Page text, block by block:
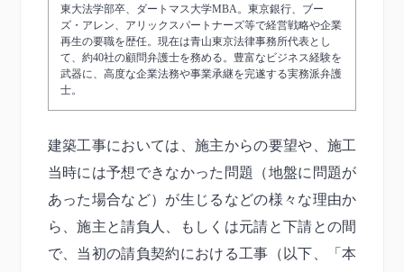
東大法学部卒、ダートマス大学MBA。東京銀行、ブー
ズ・アレン、アリックスパートナーズ等で経営戦略や企業
再生の要職を歴任。現在は青山東京法律事務所代表とし
て、約40社の顧問弁護士を務める。豊富なビジネス経験を
武器に、高度な企業法務や事業承継を完遂する実務派弁護
士。
建築工事においては、施主からの要望や、施工
当時には予想できなかった問題（地盤に問題が
あった場合など）が生じるなどの様々な理由か
ら、施主と請負人、もしくは元請と下請との間
で、当初の請負契約における工事（以下、「本